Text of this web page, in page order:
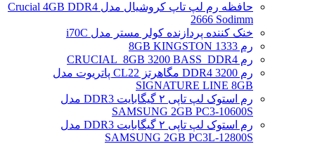
حافظه رم لپ تاپ کروشیال مدل Crucial 4GB DDR4
2666 Sodimm
خنک کننده پردازنده کولر مستر مدل i70C
رم 1333 8GB KINGSTON
رم CRUCIAL_8GB 3200 BASS_DDR4
رم DDR4 3200 مگاهرتز CL22 پاتریوت مدل
SIGNATURE LINE 8GB
رم استوک لپ تاپی ۲ گیگابایت DDR3 مدل
SAMSUNG 2GB PC3-10600S
رم استوک لپ تاپی ۲ گیگابایت DDR3 مدل
SAMSUNG 2GB PC3L-12800S